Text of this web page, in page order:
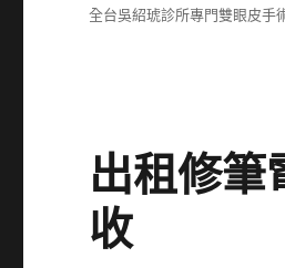
全台吳紹琥診所專門雙眼皮手
出租修筆
收